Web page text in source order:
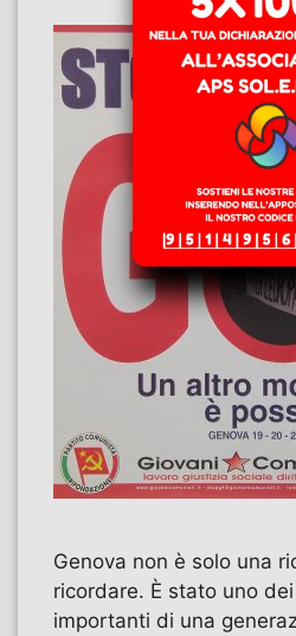
Genova non è solo una
ricordare. È stato uno
importanti di una